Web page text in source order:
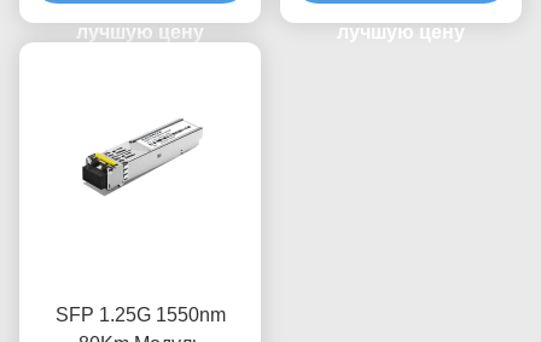
лучшую цену лучшую цену
SFP 1.25G 1550nm